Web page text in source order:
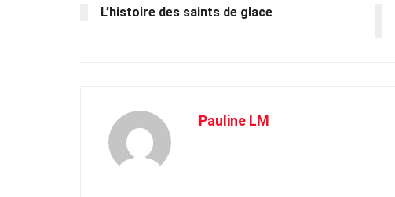
L’histoire des saints de glace
Pauline LM